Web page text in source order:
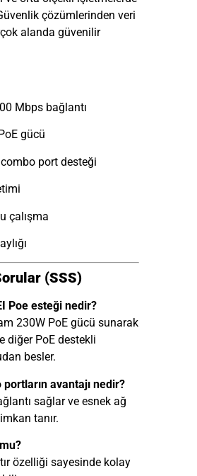
çözümlerinden veri
alanda güvenilir
Mbps bağlantı
gücü
port desteği
çalışma
(SSS)
Poe esteği nedir?
230W PoE gücü sunarak
diğer PoE destekli
besler.
avantajı nedir?
sağlar ve esnek ağ
tanır.
özelliği sayesinde kolay